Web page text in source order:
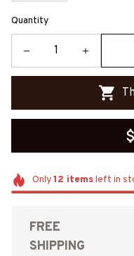
Quantity
Only12 itemsleft in
FREE
SHIPPING